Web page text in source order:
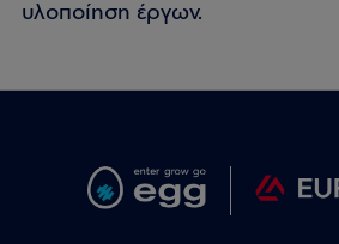
υλοποίηση έργων.